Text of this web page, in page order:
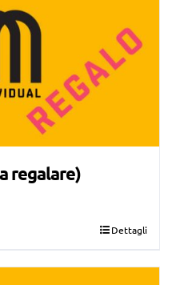
regalare)
Dettagli